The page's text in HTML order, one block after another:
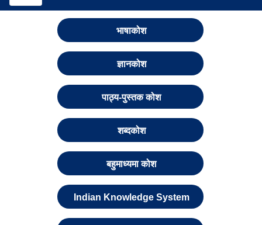
भाषाकोश
ज्ञानकोश
पाठ्य-पुस्तक कोश
शब्दकोश
बहुमाध्यमा कोश
Indian Knowledge System